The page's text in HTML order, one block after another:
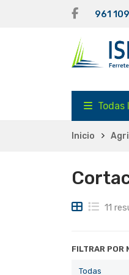
961
Todas
Inicio
11
FILTRAR POR